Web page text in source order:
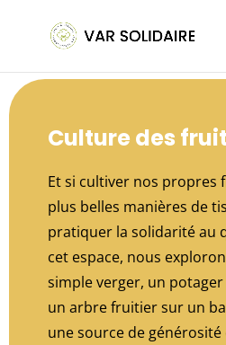
Culture des
Et si cultiver nos propres
plus belles manières de
pratiquer la solidarité au
cet espace, nous
simple verger, un
un arbre fruitier sur un
une source de